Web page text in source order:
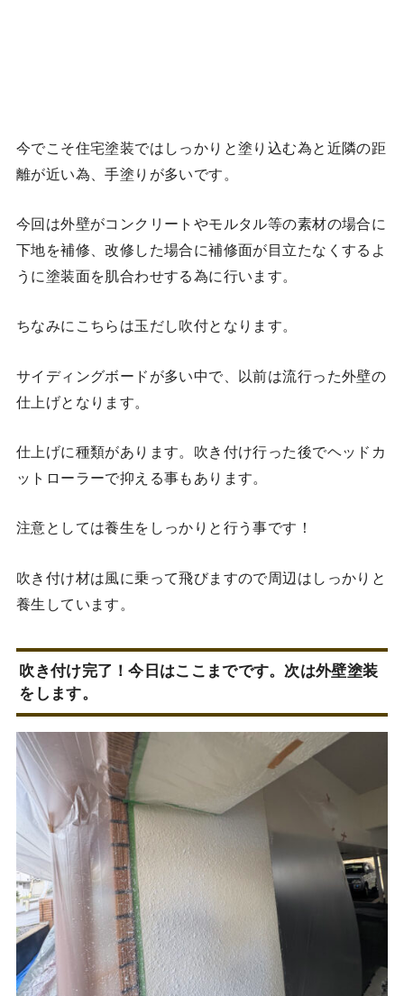
今でこそ住宅塗装ではしっかりと塗り込む為と近隣の距
離が近い為、手塗りが多いです。
今回は外壁がコンクリートやモルタル等の素材の場合に
下地を補修、改修した場合に補修面が目立たなくするよ
うに塗装面を肌合わせする為に行います。
ちなみにこちらは玉だし吹付となります。
サイディングボードが多い中で、以前は流行った外壁の
仕上げとなります。
仕上げに種類があります。吹き付け行った後でヘッドカ
ットローラーで抑える事もあります。
注意としては養生をしっかりと行う事です！
吹き付け材は風に乗って飛びますので周辺はしっかりと
養生しています。
吹き付け完了！今日はここまでです。次は外壁塗装
をします。